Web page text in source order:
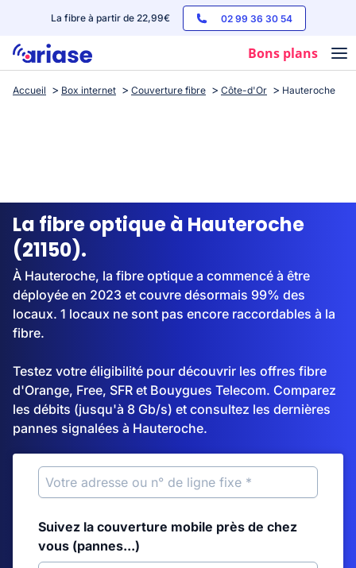
La fibre à partir de 22,99€ 02 99 36 30 54
Bons plans
Box internet
Streaming
Accueil Box internet Couverture fibre Côte-d'Or Hauteroche
La fibre optique à Hauteroche
(21150).
À Hauteroche, la fibre optique a commencé à être
déployée en 2023 et couvre désormais 99% des
locaux. 1 locaux ne sont pas encore raccordables à la
fibre.
Testez votre éligibilité pour découvrir les offres fibre
d'Orange, Free, SFR et Bouygues Telecom. Comparez
les débits (jusqu'à 8 Gb/s) et consultez les dernières
pannes signalées à Hauteroche.
Suivez la couverture mobile près de chez
vous (pannes...)